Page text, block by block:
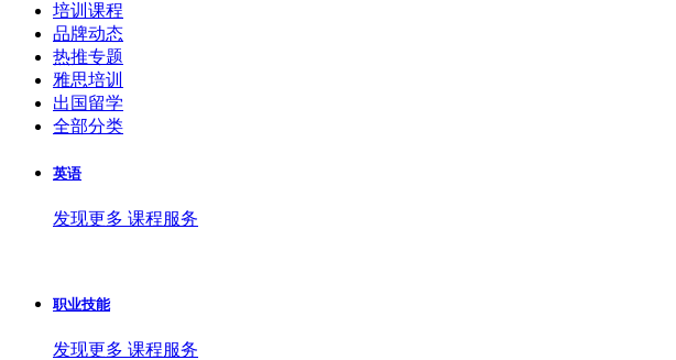
培训课程
品牌动态
热推专题
雅思培训
出国留学
全部分类
英语
发现更多 课程服务
职业技能
发现更多 课程服务